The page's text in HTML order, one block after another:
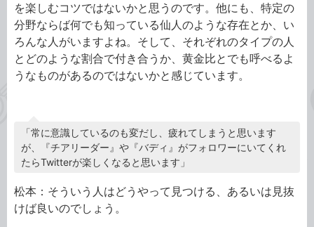
を楽しむコツではないかと思うのです。他にも、特定の
分野ならば何でも知っている仙人のような存在とか、い
ろんな人がいますよね。そして、それぞれのタイプの人
とどのような割合で付き合うか、黄金比とでも呼べるよ
うなものがあるのではないかと感じています。
「常に意識しているのも変だし、疲れてしまうと思います
が、『チアリーダー』や『バディ』がフォロワーにいてくれ
たらTwitterが楽しくなると思います」
松本：そういう人はどうやって見つける、あるいは見抜
けば良いのでしょう。